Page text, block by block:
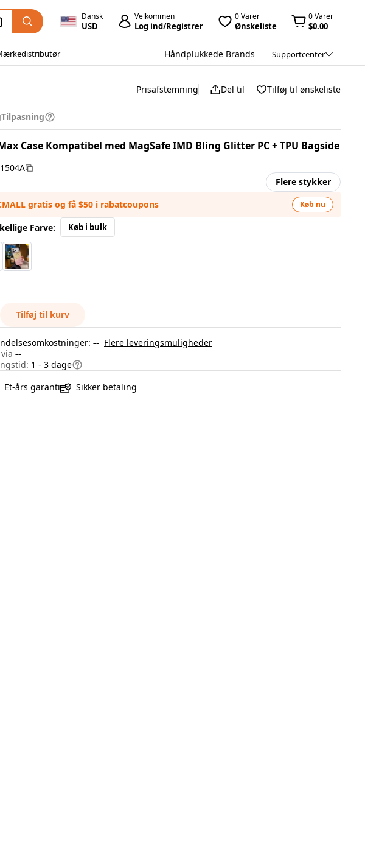
Dansk
USD
Velkommen
Log ind/Registrer
0 Varer
Ønskeliste
0 Varer
$0.00
Håndplukkede Brands Supportcenter
Prisafstemning Del til Tilføj til ønskeliste
Tilpasning
Case Kompatibel med MagSafe IMD Bling Glitter PC + TPU Bagside
Flere stykker
gratis og få $50 i rabatcoupons
Køb nu
Farve: Køb i bulk
Tilføj til kurv
-- Flere leveringsmuligheder
via --
1 - 3 dage
Et-års garanti Sikker betaling